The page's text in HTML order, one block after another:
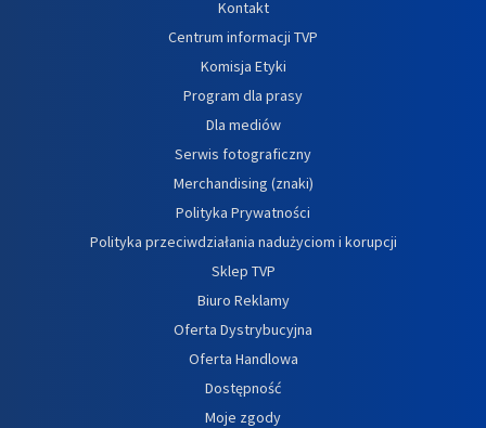
Kontakt
Centrum informacji TVP
Komisja Etyki
Program dla prasy
Dla mediów
Serwis fotograficzny
Merchandising (znaki)
Polityka Prywatności
Polityka przeciwdziałania nadużyciom i korupcji
Sklep TVP
Biuro Reklamy
Oferta Dystrybucyjna
Oferta Handlowa
Dostępność
Moje zgody